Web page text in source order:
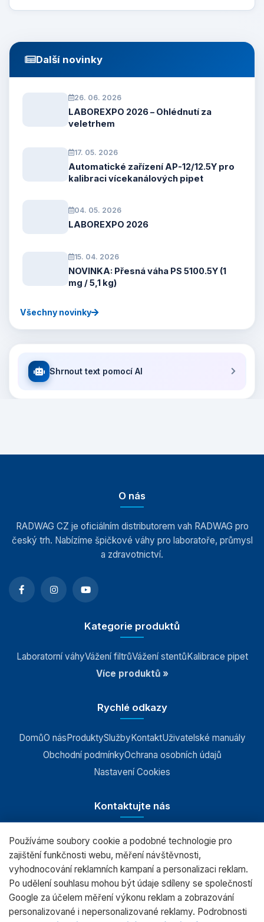
Další novinky
26. 06. 2026
LABOREXPO 2026 – Ohlédnutí za
veletrhem
17. 05. 2026
Automatické zařízení AP-12/12.5Y pro
kalibraci vícekanálových pipet
04. 05. 2026
LABOREXPO 2026
15. 04. 2026
NOVINKA: Přesná váha PS 5100.5Y (1
mg / 5,1 kg)
Všechny novinky
Shrnout text pomocí AI
O nás
RADWAG CZ je oficiálním distributorem vah RADWAG pro
český trh. Nabízíme špičkové váhy pro laboratoře, průmysl
a zdravotnictví.
Kategorie produktů
Laboratorní váhyVážení filtrůVážení stentůKalibrace pipet
Více produktů »
Rychlé odkazy
DomůO násProduktySlužbyKontaktUživatelské manuály
Obchodní podmínkyOchrana osobních údajů
Nastavení Cookies
Kontaktujte nás
RADWAG CZ s.r.o., Šumperk
+420 583 210 016
obchod@radwag.cz
Používáme soubory cookie a podobné technologie pro
zajištění funkčnosti webu, měření návštěvnosti,
vyhodnocování reklamních kampaní a personalizaci reklam.
Po udělení souhlasu mohou být údaje sdíleny se společností
Google za účelem měření výkonu reklam a zobrazování
personalizované i nepersonalizované reklamy. Podrobnosti